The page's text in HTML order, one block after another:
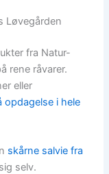
Løvegården
fra Natur-
rene råvarer.
eller
opdagelse i hele
skårne salvie fra
selv.